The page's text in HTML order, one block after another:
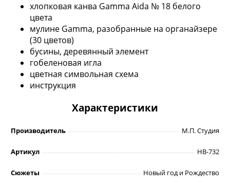
хлопковая канва Gamma Aida № 18 белого
цвета
мулине Gamma, разобранные на органайзере
(30 цветов)
бусины, деревянный элемент
гобеленовая игла
цветная символьная схема
инструкция
Характеристики
Производитель М.П. Студия
Артикул НВ-732
Сюжеты Новый год и Рождество